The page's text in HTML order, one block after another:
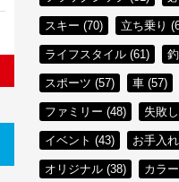
スキー (70) 立ち乗り
ライフスタイル (61)
スポーツ (57) 車 (57)
ファミリー (48) 失敗
イベント (43) お手入
オリジナル (38) カラ